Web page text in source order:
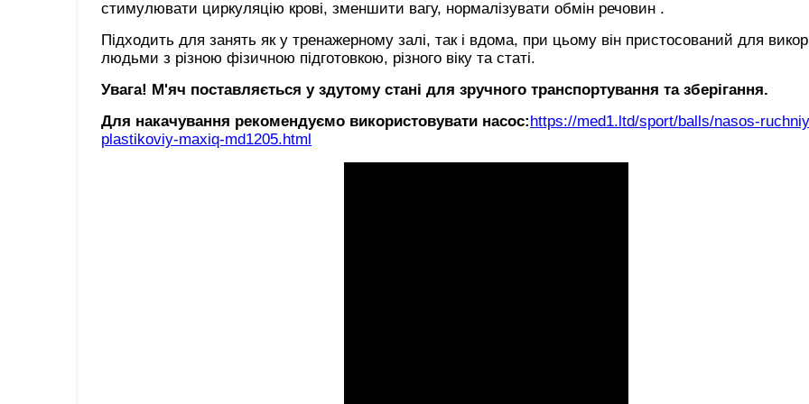
стимулювати циркуляцію крові, зменшити вагу, нормалізувати обмін речовин .
Підходить для занять як у тренажерному залі, так і вдома, при цьому він пристосований для
людьми з різною фізичною підготовкою, різного віку та статі.
Увага! М'яч поставляється у здутому стані для зручного транспортування та зберігання.
Для накачування рекомендуємо використовувати насос:https://med1.ltd/sport/balls/nasos-
plastikoviy-maxiq-md1205.html